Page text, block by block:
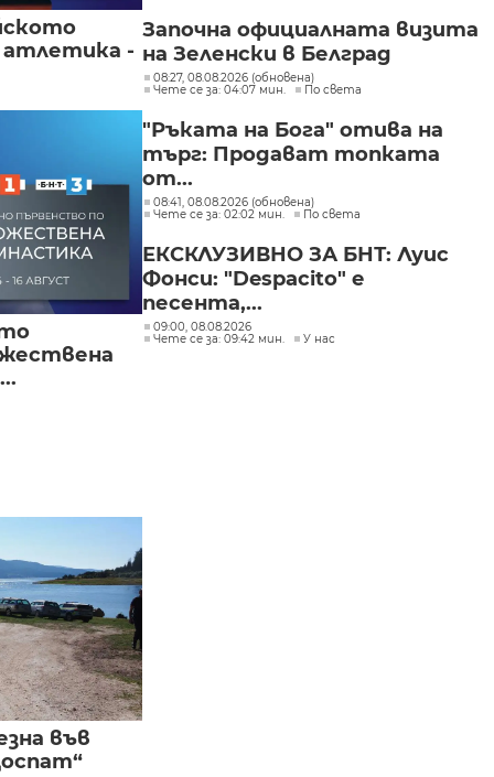
атлетика -
във
Започна официалната визита
на Зеленски в Белград
08:27, 08.08.2026 (обновена)
Чете се за: 04:07 мин.
По света
"Ръката на Бога" отива на
търг: Продават топката
от...
08:41, 08.08.2026 (обновена)
Чете се за: 02:02 мин.
По света
ЕКСКЛУЗИВНО ЗА БНТ: Луис
Фонси: "Despacito" е
песента,...
09:00, 08.08.2026
Чете се за: 09:42 мин.
У нас